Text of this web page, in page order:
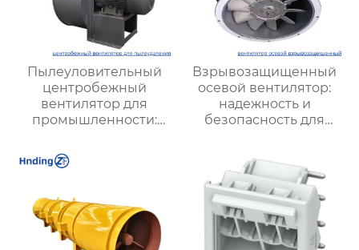
Пылеуловительный
центробежный
вентилятор для
промышленности:
решения для очистки
воздуха и повышения
Взрывозащищенный
осевой вентилятор:
надежность и
безопасность для